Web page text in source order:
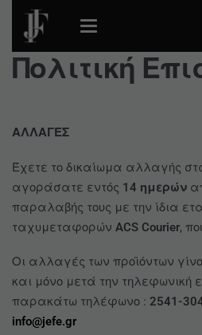
Πολιτική
ΑΛΛΑΓΕΣ
Έχετε το δικαίωμα αλλαγής
αγοράσατε εντός 14 ημερών
παραλαβής τους με την ίδια
ταχυμεταφορών ACS Courier,
Οι αλλαγές των προϊόντων
και μόνο μετά την τηλεφωνική
παρακάτω τηλέφωνο : 2541-
info@jefe.gr